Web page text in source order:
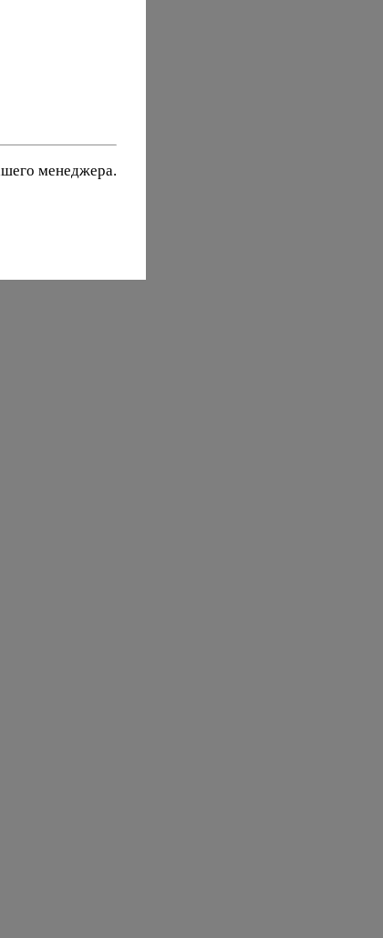
менеджера.